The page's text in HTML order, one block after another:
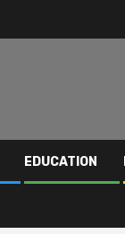
EDUCATION